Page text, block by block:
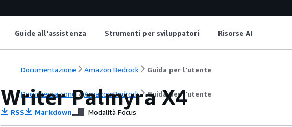
Guide all'assistenza Strumenti per sviluppatori Risorse AI
Documentazione Amazon Bedrock Guida per l'utente
Documentazione Amazon Bedrock Guida per l'utente
Writer Palmyra X4
RSS Markdown Modalità Focus